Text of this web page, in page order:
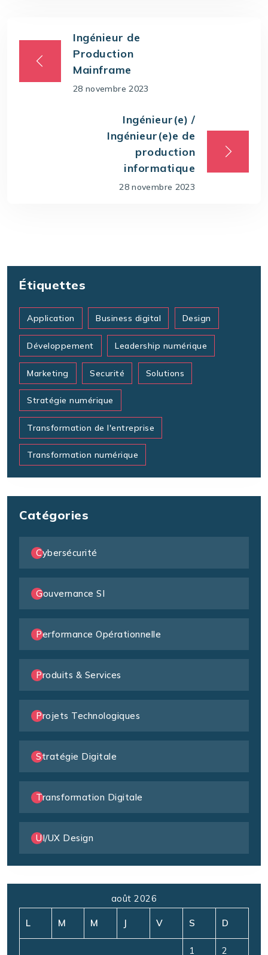
Ingénieur de
Production
Mainframe
28 novembre 2023
Ingénieur(e) /
Ingénieur(e)e de
production
informatique
28 novembre 2023
Étiquettes
Application Business digital Design
Développement Leadership numérique
Marketing Securité Solutions
Stratégie numérique
Transformation de l'entreprise
Transformation numérique
Catégories
Cybersécurité
Gouvernance SI
Performance Opérationnelle
Produits & Services
Projets Technologiques
Stratégie Digitale
Transformation Digitale
UI/UX Design
août 2026
L M M J V S D
1 2